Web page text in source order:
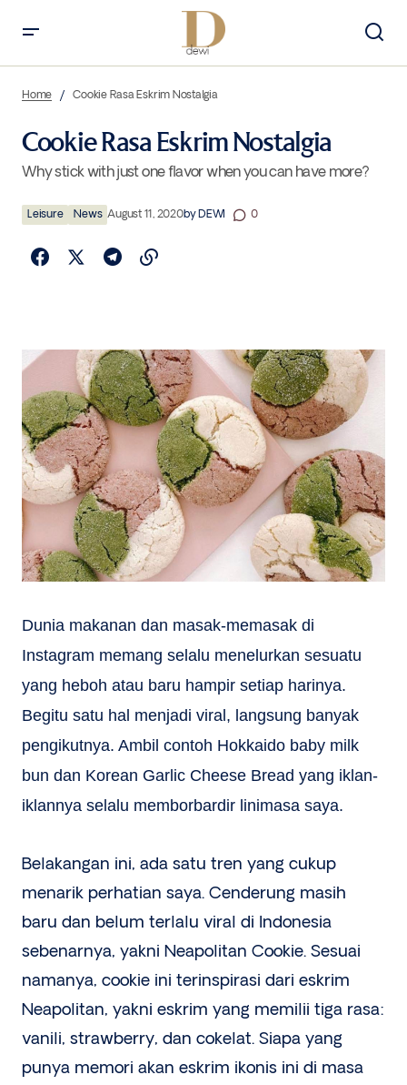
Home Cookie Rasa Eskrim Nostalgia
Cookie Rasa Eskrim Nostalgia
Why stick with just one flavor when you can have more?
Leisure News August 11, 2020byDEWI 0
Dunia makanan dan masak-memasak di
Instagram memang selalu menelurkan sesuatu
yang heboh atau baru hampir setiap harinya.
Begitu satu hal menjadi viral, langsung banyak
pengikutnya. Ambil contoh Hokkaido baby milk
bun dan Korean Garlic Cheese Bread yang iklan-
iklannya selalu memborbardir linimasa saya.
Belakangan ini, ada satu tren yang cukup
menarik perhatian saya. Cenderung masih
baru dan belum terlalu viral di Indonesia
sebenarnya, yakni Neapolitan Cookie. Sesuai
namanya, cookie ini terinspirasi dari eskrim
Neapolitan, yakni eskrim yang memilii tiga rasa:
vanili, strawberry, dan cokelat. Siapa yang
punya memori akan eskrim ikonis ini di masa